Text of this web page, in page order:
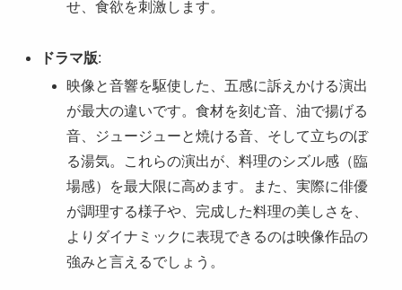
せ、食欲を刺激します。
ドラマ版:
映像と音響を駆使した、五感に訴えかける演出
が最大の違いです。食材を刻む音、油で揚げる
音、ジュージューと焼ける音、そして立ちのぼ
る湯気。これらの演出が、料理のシズル感（臨
場感）を最大限に高めます。また、実際に俳優
が調理する様子や、完成した料理の美しさを、
よりダイナミックに表現できるのは映像作品の
強みと言えるでしょう。